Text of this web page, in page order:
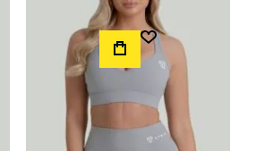
Додати до Списку Бажань